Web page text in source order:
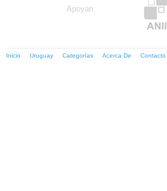
Apoyan:
Inicio Uruguay Categorías Acerca De Contacto